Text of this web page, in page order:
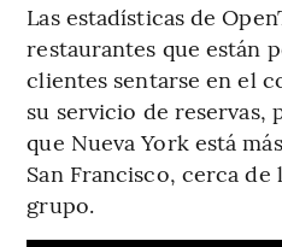
Las estadísticas de
restaurantes que están
clientes sentarse en el
su servicio de reservas,
que Nueva York está
San Francisco, cerca
grupo.